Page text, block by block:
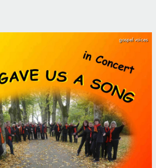
gospel voices